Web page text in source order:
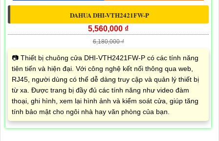
DAHUA DHI-VTH2421FW-P
5,560,000 ₫
6,180,000 ₫
📷 Thiết bị chuông cửa DHI-VTH2421FW-P có các tính năng
tiên tiến và hiện đại. Với công nghệ kết nối thông qua web,
RJ45, người dùng có thể dễ dàng truy cập và quản lý thiết bị
từ xa. Được trang bị đầy đủ các tính năng như video đàm
thoại, ghi hình, xem lại hình ảnh và kiểm soát cửa, giúp tăng
tính bảo mật cho ngôi nhà hay văn phòng của bạn.